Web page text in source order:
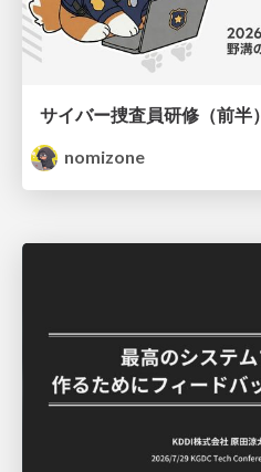
サイバー捜査員研修（前半）
nomizone